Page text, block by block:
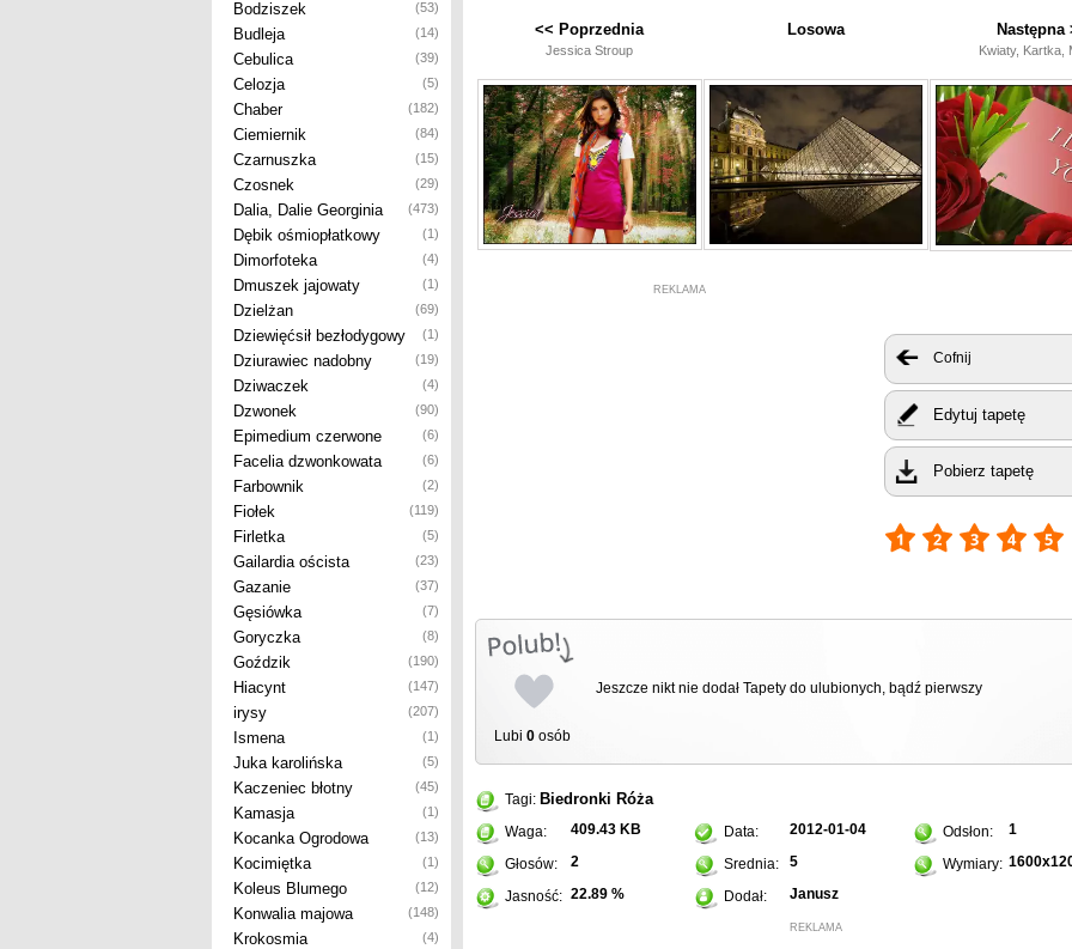
Bodziszek (53)
Budleja (14)
Cebulica (39)
Celozja (5)
Chaber (182)
Ciemiernik (84)
Czarnuszka (15)
Czosnek (29)
Dalia, Dalie Georginia (473)
Dębik ośmiopłatkowy (1)
Dimorfoteka (4)
Dmuszek jajowaty (1)
Dzielżan (69)
Dziewięćsił bezłodygowy (1)
Dziurawiec nadobny (19)
Dziwaczek (4)
Dzwonek (90)
Epimedium czerwone (6)
Facelia dzwonkowata (6)
Farbownik (2)
Fiołek (119)
Firletka (5)
Gailardia oścista (23)
Gazanie (37)
Gęsiówka (7)
Goryczka (8)
Goździk (190)
Hiacynt (147)
irysy (207)
Ismena (1)
Juka karolińska (5)
Kaczeniec błotny (45)
Kamasja (1)
Kocanka Ogrodowa (13)
Kocimiętka (1)
Koleus Blumego (12)
Konwalia majowa (148)
Krokosmia (4)
<< Poprzednia
Jessica Stroup
Losowa Następna
Kwiaty, Kartka,
REKLAMA
Cofnij
Edytuj tapetę
Pobierz tapetę
Lubi 0 osób
Jeszcze nikt nie dodał Tapety do ulubionych, bądź pierwszy
Tagi: Biedronki Róża
Waga: 409.43 KB Data: 2012-01-04 Odsłon: 1
Głosów: 2 Srednia: 5 Wymiary:
Jasność: 22.89 % Dodał: Janusz
REKLAMA